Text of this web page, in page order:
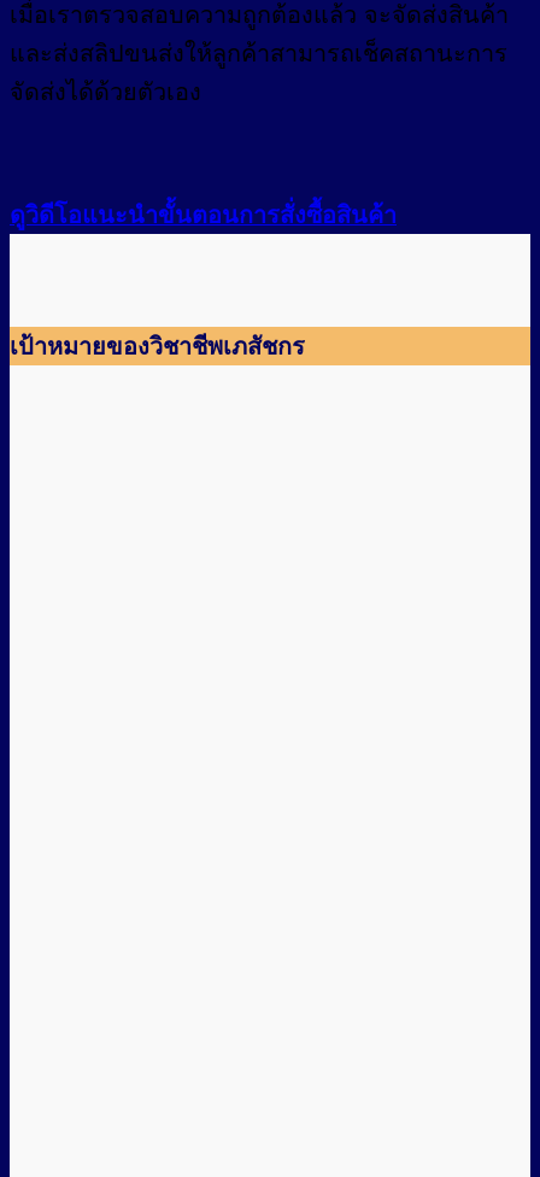
เมื่อเราตรวจสอบความถูกต้องแล้ว จะจัดส่งสินค้า
และส่งสลิปขนส่งให้ลูกค้าสามารถเช็คสถานะการ
จัดส่งได้ด้วยตัวเอง
ดูวิดีโอแนะนำขั้นตอนการสั่งซื้อสินค้า
เป้าหมายของวิชาชีพเภสัชกร